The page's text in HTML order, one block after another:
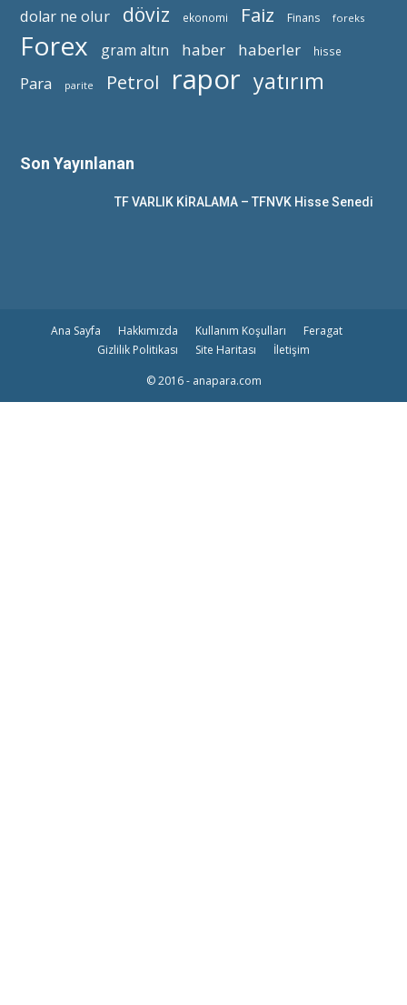
dolar ne olur döviz ekonomi Faiz Finans foreks
Forex gram altın haber haberler hisse
Para parite Petrol rapor yatırım
Son Yayınlanan
TF VARLIK KİRALAMA – TFNVK Hisse Senedi
Ana Sayfa Hakkımızda Kullanım Koşulları
Feragat
Gizlilik Politikası
Site Haritası
İletişim
© 2016 - anapara.com